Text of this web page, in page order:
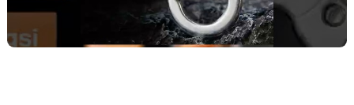
Digunakan untuk kebutuhan harian, travelling, hingga kegiatan
outdoor seperti camping dan hiking. Juga cocok untuk
menggantung leash hewan peliharaan atau aksesori tas. Catatan: